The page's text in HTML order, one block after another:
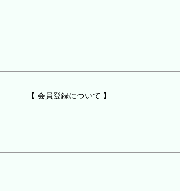
【 会員登録について 】